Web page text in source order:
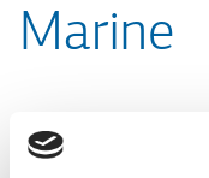
Marine
KLEEMANN propose
pour le